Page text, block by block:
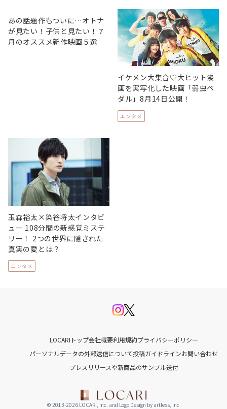
あの話題作もついに…オトナ
が見たい！子供と見たい！７
月のオススメ新作映画５選
イケメン大集合♡大ヒット漫
画を実写化した映画「弱虫ペ
ダル」8月14日公開！
エンタメ
玉森裕太×染谷将太インタビ
ュー 108分間の新感覚ミステ
リー！ 2つの世界に隠された
真実の愛とは？
エンタメ
LOCARIトップ会社概要利用規約プライバシーポリシー
パーソナルデータの外部送信について投稿ガイドラインお問い合わせ
プレスリリースや新商品のサンプル送付
© 2013-2026 LOCARI, Inc. and Logo Design by artless, Inc.